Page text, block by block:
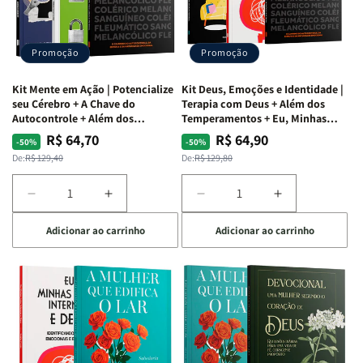
Vício
Agradar
a
Todos
+
Raiz
da
Rejeição
Insatisfação.
Vício
de
Agradar
Todos
+
Raiz
O
Insatisfação.
+
Devocional
+
Devocional
Promoção
Kit Mente em Ação | Potencialize
seu Cérebro + A Chave do
Autocontrole + Além dos
Temperamentos
-50%
Preço
normal
De:R$ 129,40
Preço
promocional
R$ 64,70
Diminuir
a
quantidade
de
Mente
em
Ação
Potencialize
Aumentar
a
quantidade
de
Kit
Mente
em
Ação
|
Potencialize
Adicionar ao carrinho
Promoção
Kit Deus, Emoções e Identidade |
Terapia com Deus + Além dos
Temperamentos + Eu, Minhas
Feridas e Deus
-50%
Preço
normal
De:R$ 129,80
Preço
promocional
R$ 64,90
Diminuir
a
quantidade
de
Kit
Deus,
Emoções
e
Identidade
|
Aumentar
a
quantidade
de
Kit
Deus,
Emoções
e
Identidade
|
Adicionar ao carrinho